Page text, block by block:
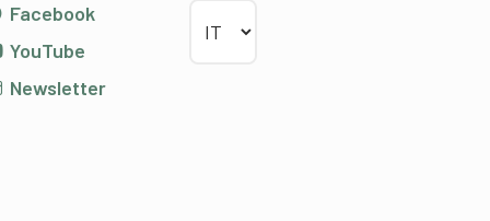
Facebook
YouTube
Newsletter